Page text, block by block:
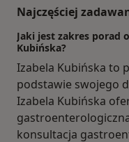
Najczęściej
Jaki jest zakres porad
Kubińska?
Izabela Kubińska to
podstawie swojego
Izabela Kubińska
konsultacja